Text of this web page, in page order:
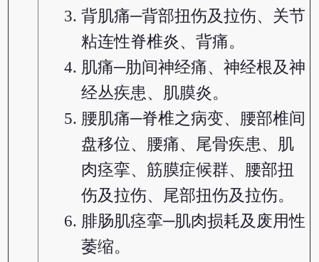
背肌痛─背部扭伤及拉伤、关节
粘连性脊椎炎、背痛。
肌痛─肋间神经痛、神经根及神
经丛疾患、肌膜炎。
腰肌痛─脊椎之病变、腰部椎间
盘移位、腰痛、尾骨疾患、肌
肉痉挛、筋膜症候群、腰部扭
伤及拉伤、尾部扭伤及拉伤。
腓肠肌痉挛─肌肉损耗及废用性
萎缩。